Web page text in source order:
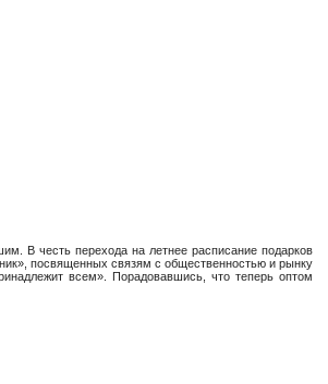
В честь перехода на летнее расписание подарков
посвященных связям с общественностью и рынку
всем». Порадовавшись, что теперь оптом